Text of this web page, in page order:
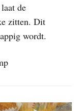
de
zitten. Dit
wordt.